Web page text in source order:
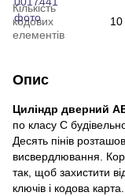
Кількість
кодових
елементів
10
Опис
Циліндр дверний
по класу С
Десять пінів
висвердлювання.
так, щоб захистити
ключів і кодова карта.